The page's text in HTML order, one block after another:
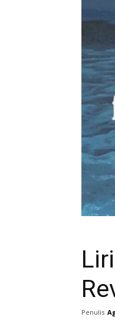
Penulis